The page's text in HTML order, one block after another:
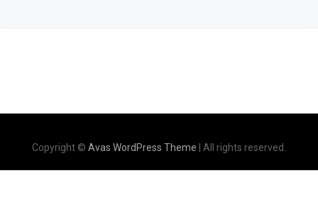
Copyright © Avas WordPress Theme | All rights reserved.